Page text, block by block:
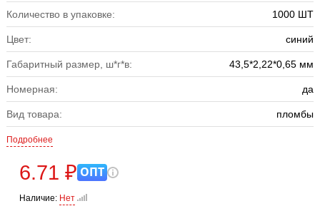
Количество в упаковке: 1000 ШТ
Цвет: синий
Габаритный размер, ш*г*в: 43,5*2,22*0,65 мм
Номерная: да
Вид товара: пломбы
Подробнее
6.71 ₽ ОПТ
Наличие: Нет